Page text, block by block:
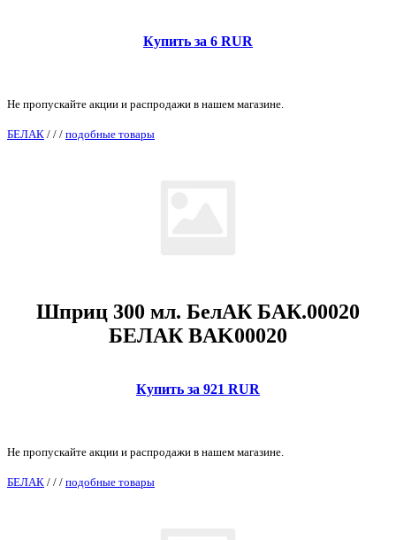
Купить за 6 RUR
Не пропускайте акции и распродажи в нашем магазине.
БЕЛАК / / / подобные товары
Шприц 300 мл. БелАК БАК.00020
БЕЛАК BAK00020
Купить за 921 RUR
Не пропускайте акции и распродажи в нашем магазине.
БЕЛАК / / / подобные товары